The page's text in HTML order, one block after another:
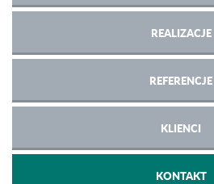
REALIZACJE
REFERENCJE
KLIENCI
KONTAKT